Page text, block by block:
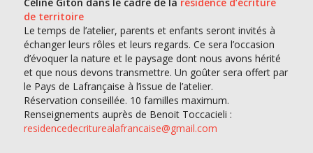
de territoire
Le temps de l’atelier, parents et enfants seront invités à
échanger leurs rôles et leurs regards. Ce sera l’occasion
d’évoquer la nature et le paysage dont nous avons hérité
et que nous devons transmettre. Un goûter sera offert par
le Pays de Lafrançaise à l’issue de l’atelier.
Réservation conseillée. 10 familles maximum.
Renseignements auprès de Benoit Toccacieli :
residencedecriturealafrancaise@gmail.com